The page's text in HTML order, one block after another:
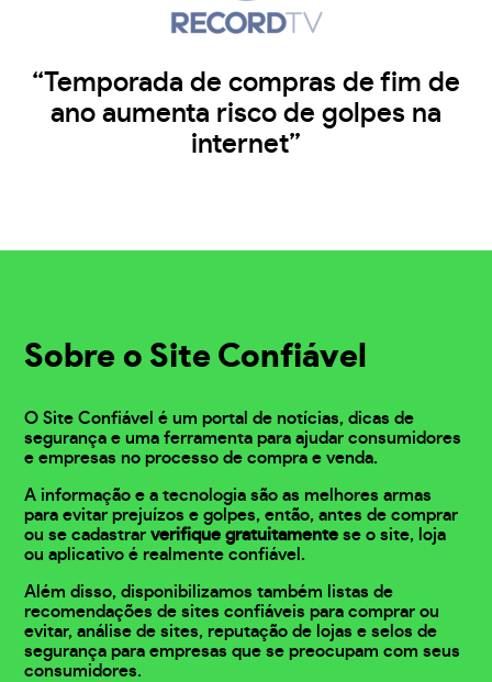
“Temporada de compras de fim de
ano aumenta risco de golpes na
internet”
Sobre o Site Confiável
O Site Confiável é um portal de notícias, dicas de
segurança e uma ferramenta para ajudar consumidores
e empresas no processo de compra e venda.
A informação e a tecnologia são as melhores armas
para evitar prejuízos e golpes, então, antes de comprar
ou se cadastrarverifique gratuitamente se o site, loja
ou aplicativo é realmente confiável.
Além disso, disponibilizamos também listas de
recomendações de sites confiáveis para comprar ou
evitar, análise de sites, reputação de lojas e selos de
segurança para empresas que se preocupam com seus
consumidores.